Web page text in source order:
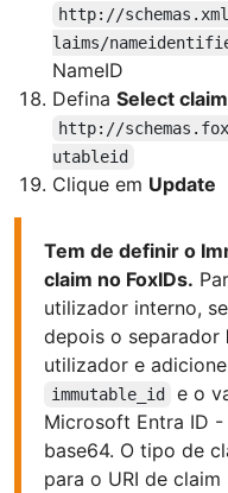
http://
laims/
NameID
Defina Select claim
http://
utableid
Clique em Update
Tem de definir o
claim no FoxIDs.
utilizador interno,
depois o separador
utilizador e
immutable_id
e o
Microsoft Entra ID
base64. O tipo de
para o URI de claim